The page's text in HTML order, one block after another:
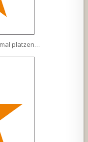
platzen…